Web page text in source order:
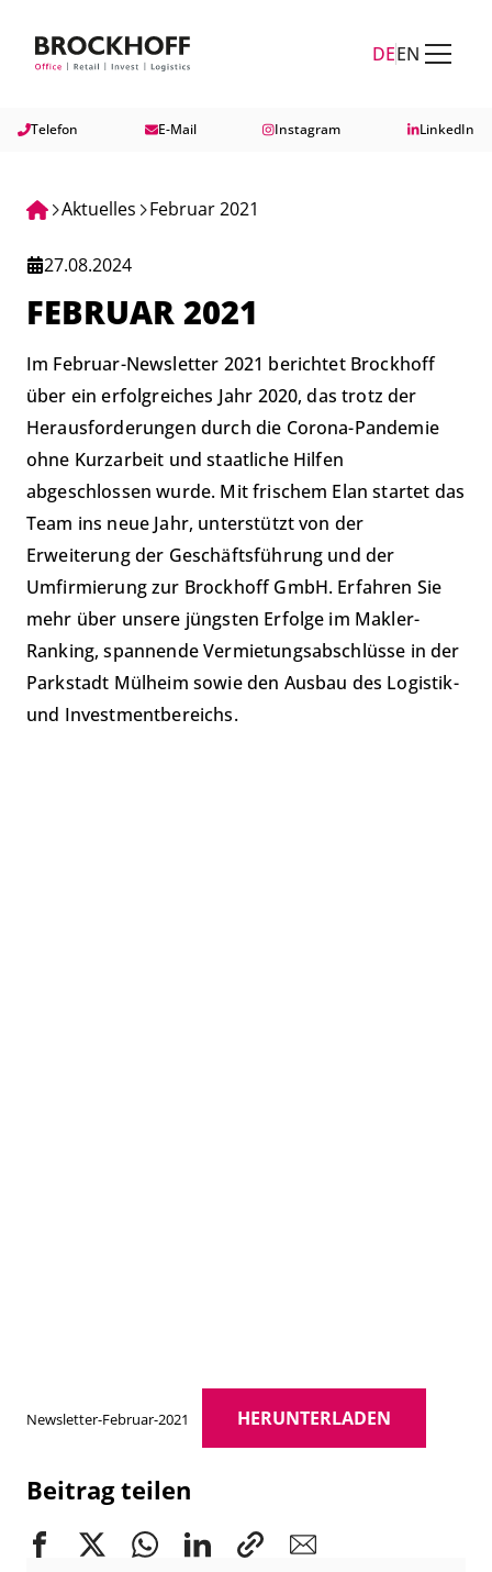
Zum Fuß springen
DEEN
Telefon E-Mail Instagram LinkedIn
Aktuelles Februar 2021
27.08.2024
FEBRUAR 2021
Im Februar-Newsletter 2021 berichtet Brockhoff
über ein erfolgreiches Jahr 2020, das trotz der
Herausforderungen durch die Corona-Pandemie
ohne Kurzarbeit und staatliche Hilfen
abgeschlossen wurde. Mit frischem Elan startet das
Team ins neue Jahr, unterstützt von der
Erweiterung der Geschäftsführung und der
Umfirmierung zur Brockhoff GmbH. Erfahren Sie
mehr über unsere jüngsten Erfolge im Makler-
Ranking, spannende Vermietungsabschlüsse in der
Parkstadt Mülheim sowie den Ausbau des Logistik-
und Investmentbereichs.
Newsletter-Februar-2021 HERUNTERLADEN
Beitrag teilen